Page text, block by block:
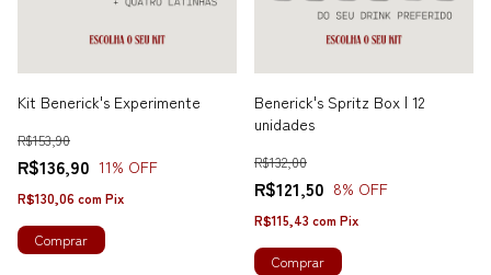
Kit Benerick's Experimente
R$136,90
R$153,90
11% OFF
R$130,06 com Pix
Comprar
Benerick's Spritz Box | 12
unidades
R$121,50
R$132,00
8% OFF
R$115,43 com Pix
Comprar